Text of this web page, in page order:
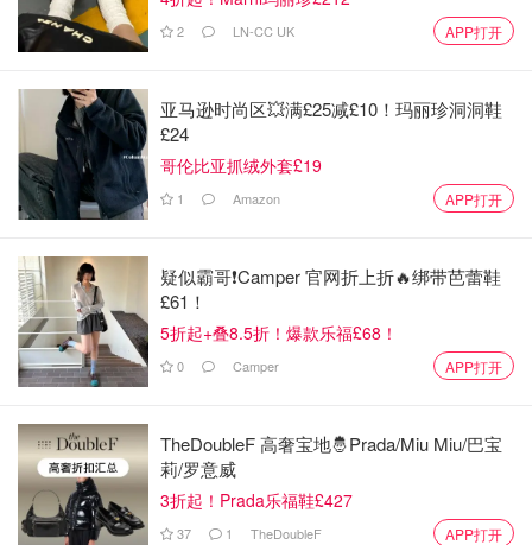
?性能亮点： M3芯片带来性能的巨大飞跃；10.9英寸Liquid
和绘画体验几乎与纸笔无异。【
购买 】
2 LN-CC UK APP打开
亚马逊时尚区💥满£25减£10！玛丽珍洞洞鞋
£24
哥伦比亚抓绒外套£19
1 Amazon APP打开
疑似霸哥❗️Camper 官网折上折🔥绑带芭蕾鞋
£61！
5折起+叠8.5折！爆款乐福£68！
0 Camper APP打开
TheDoubleF 高奢宝地🤴Prada/Miu Miu/巴宝
莉/罗意威
3折起！Prada乐福鞋£427
37 1 TheDoubleF APP打开